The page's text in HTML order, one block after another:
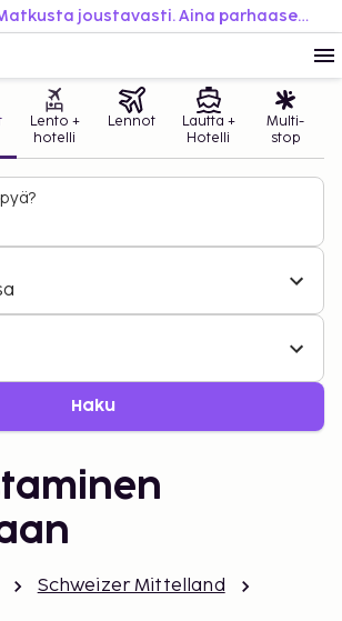
Varaa helposti. Matkusta joustavasti. Aina parhaaseen hintaan.
Lento +
hotelli
Lennot
Lautta +
Hotelli
Multi-
stop
Haku
Schweizer Mittelland